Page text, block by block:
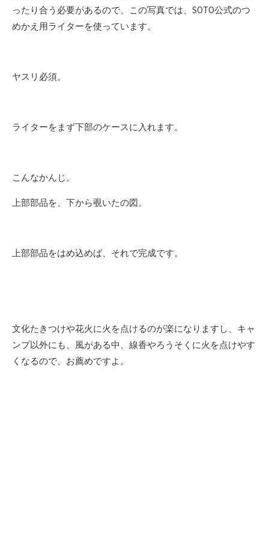
ったり合う必要があるので、この写真では、SOTO公式のつ
めかえ用ライターを使っています。
ヤスリ必須。
ライターをまず下部のケースに入れます。
こんなかんじ。
上部部品を、下から覗いたの図。
上部部品をはめ込めば、それで完成です。
文化たきつけや花火に火を点けるのが楽になりますし、キャ
ンプ以外にも、風がある中、線香やろうそくに火を点けやす
くなるので、お薦めですよ。